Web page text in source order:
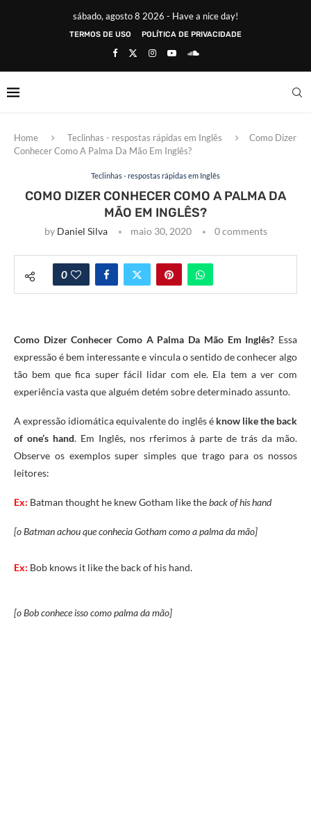
sábado, agosto 8 2026 - Have a nice day!
TERMOS DE USO POLÍTICA DE PRIVACIDADE
Home Teclinhas - respostas rápidas em Inglês
Como Dizer
Conhecer Como A Palma Da Mão Em Inglês?
Teclinhas - respostas rápidas em Inglês
COMO DIZER CONHECER COMO A PALMA DA
MÃO EM INGLÊS?
by Daniel Silva maio 30, 2020 0 comments
0
Como Dizer Conhecer Como A Palma Da Mão Em Inglês? Essa
expressão é bem interessante e vincula o sentido de conhecer algo
tão bem que fica super fácil lidar com ele. Ela tem a ver com
experiência vasta que alguém detém sobre determinado assunto.
A expressão idiomática equivalente do inglês é know like the back
of one’s hand. Em Inglês, nos rferimos à parte de trás da mão.
Observe os exemplos super simples que trago para os nossos
leitores:
Ex: Batman thought he knew Gotham like theback of his hand
[o Batman achou que conhecia Gotham como a palma da mão]
Ex: Bob knows it like the back of his hand.
[o Bob conhece isso como palma da mão]